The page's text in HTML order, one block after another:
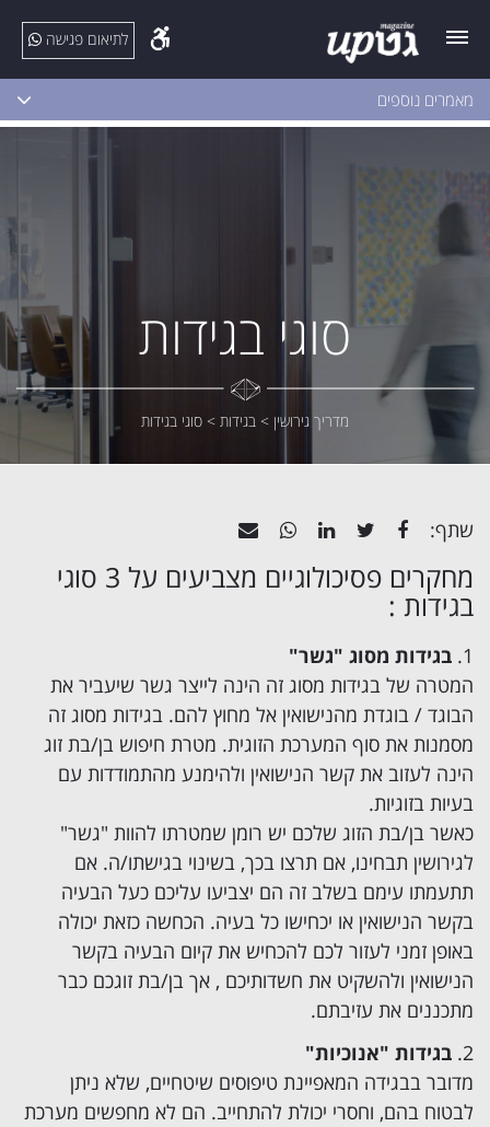
לתיאום פגישה
מאמרים נוספים
סוגי בגידות
מדריך גירושין > בגידות > סוגי בגידות
שתף:
מחקרים פסיכולוגיים מצביעים על 3 סוגי
בגידות :
בגידות מסוג "גשר"
המטרה של בגידות מסוג זה הינה לייצר גשר שיעביר את
הבוגד / בוגדת מהנישואין אל מחוץ להם. בגידות מסוג זה
מסמנות את סוף המערכת הזוגית. מטרת חיפוש בן/בת זוג
הינה לעזוב את קשר הנישואין ולהימנע מהתמודדות עם
בעיות בזוגיות.
כאשר בן/בת הזוג שלכם יש רומן שמטרתו להוות "גשר"
לגירושין תבחינו, אם תרצו בכך, בשינוי בגישתו/ה. אם
תתעמתו עימם בשלב זה הם יצביעו עליכם כעל הבעיה
בקשר הנישואין או יכחישו כל בעיה. הכחשה כזאת יכולה
באופן זמני לעזור לכם להכחיש את קיום הבעיה בקשר
הנישואין ולהשקיט את חשדותיכם , אך בן/בת זוגכם כבר
מתכננים את עזיבתם.
בגידות "אנוכיות"
מדובר בבגידה המאפיינת טיפוסים שיטחיים, שלא ניתן
לבטוח בהם, וחסרי יכולת להתחייב. הם לא מחפשים מערכת